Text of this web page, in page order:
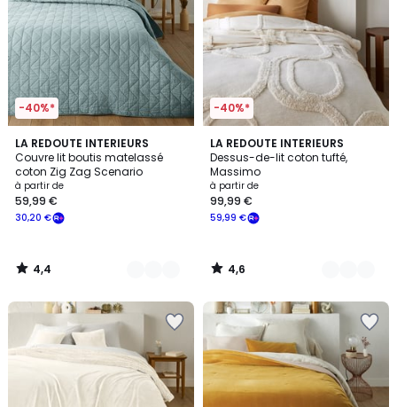
-40%*
LA REDOUTE INTERIEURS
Couvre lit boutis matelassé
coton Zig Zag Scenario
à partir de
30,20 €
59,99 €
4,4
/ 5
9
Couleurs
4,4
/
-40%*
LA REDOUTE INTERIEURS
Dessus-de-lit coton tufté,
Massimo
à partir de
59,99 €
99,99 €
4,6
/ 5
2
Couleurs
4,6
/